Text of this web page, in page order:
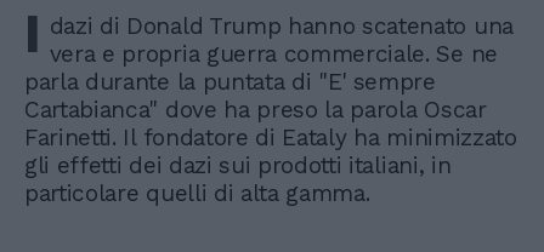
I dazi di Donald Trump hanno scatenato una
vera e propria guerra commerciale. Se ne
parla durante la puntata di "E' sempre
Cartabianca" dove ha preso la parola Oscar
Farinetti. Il fondatore di Eataly ha minimizzato
gli effetti dei dazi sui prodotti italiani, in
particolare quelli di alta gamma.